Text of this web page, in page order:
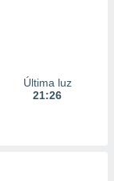
Última luz
21:26